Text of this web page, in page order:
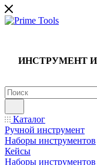
ИНСТРУМЕНТ
Каталог
Ручной инструмент
Наборы инструментов
Кейсы
Наборы